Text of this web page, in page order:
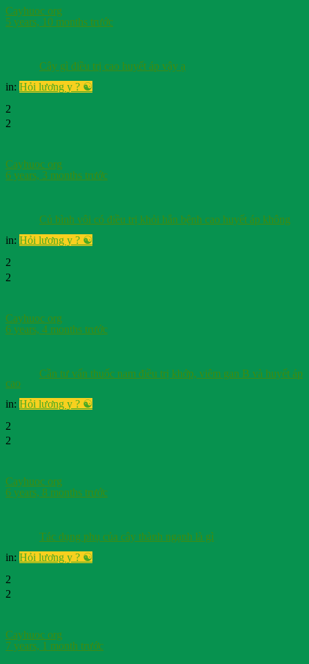
Cayhuoc org
5 years, 10 months trước
Cây gì điều trị cao huyết áp vậy ạ
in: Hỏi lương y ? ☯️
2
2
Cayhuoc org
6 years, 3 months trước
Củ bình vôi có điều trị khỏi hẳn bệnh cao huyết áp không
in: Hỏi lương y ? ☯️
2
2
Cayhuoc org
6 years, 4 months trước
Cần tư vấn thuốc nam điều trị khớp, viêm gan B và huyết áp
cao
in: Hỏi lương y ? ☯️
2
2
Cayhuoc org
6 years, 8 months trước
Tác dụng phụ của cây thành ngạnh là gì
in: Hỏi lương y ? ☯️
2
2
Cayhuoc org
7 years, 1 month trước